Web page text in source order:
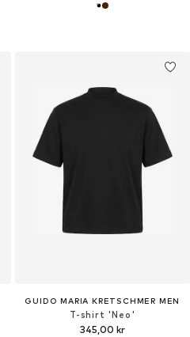
GUIDO MARIA KRETSCHMER MEN
T-shirt 'Neo'
345,00 kr